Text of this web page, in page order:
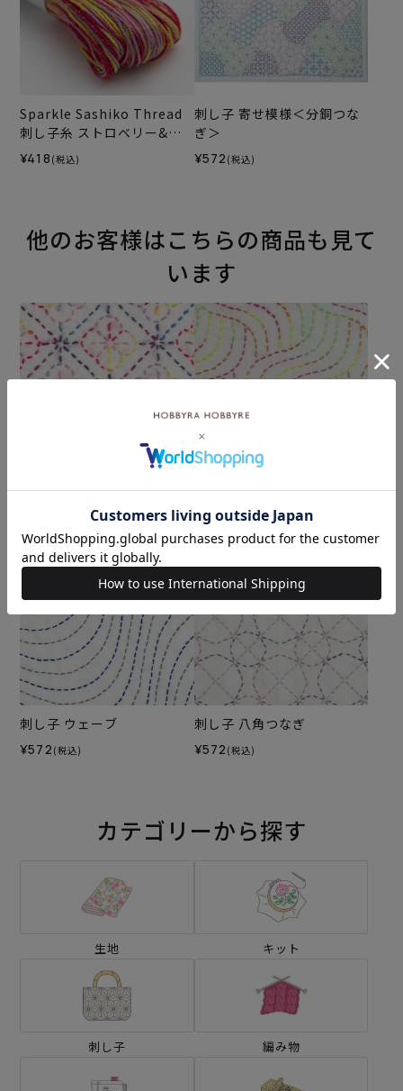
Sparkle Sashiko Thread
刺し子糸 ストロベリー&ク
リームパレット＜552＞
¥418 (税込)
刺し子 寄せ模様＜分銅つな
ぎ＞
¥572 (税込)
他のお客様はこちらの商品も見て
います
刺し子 花綾模様 刺し子 NAMI NAMI
¥572(税込)
刺し子 ウェーブ
¥572 (税込)
刺し子 八角つなぎ
¥572 (税込)
カテゴリーから探す
生地 キット
刺し子 編み物